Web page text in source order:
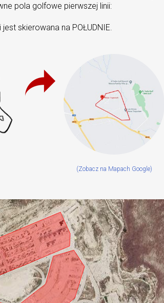
pola golfowe pierwszej linii:
skierowana na POŁUDNIE.
(Zobacz na Mapach Google)